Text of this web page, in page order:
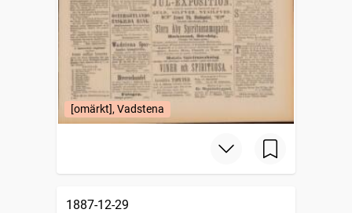
[omärkt], Vadstena
1887-12-29